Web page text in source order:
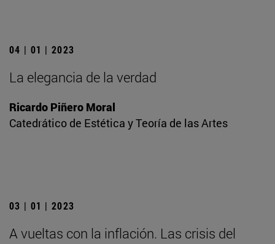
04 | 01 | 2023
La elegancia de la verdad
Ricardo Piñero Moral
Catedrático de Estética y Teoría de las Artes
03 | 01 | 2023
A vueltas con la inflación. Las crisis del